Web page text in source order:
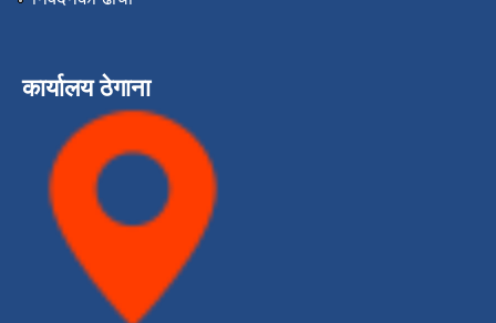
कार्यालय ठेगाना